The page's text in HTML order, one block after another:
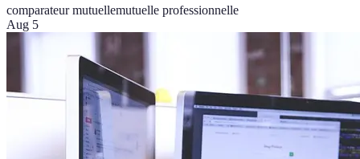
comparateur mutuellemutuelle professionnelle
Aug 5